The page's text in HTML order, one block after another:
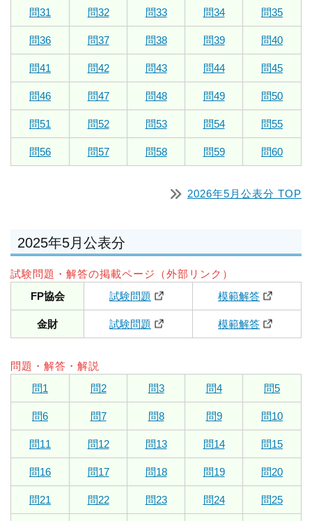
問31 問32 問33 問34 問35
問36 問37 問38 問39 問40
問41 問42 問43 問44 問45
問46 問47 問48 問49 問50
問51 問52 問53 問54 問55
問56 問57 問58 問59 問60
2026年5月公表分 TOP
2025年5月公表分
試験問題・解答の掲載ページ（外部リンク）
FP協会
試験問題 模範解答
金財 試験問題 模範解答
問題・解答・解説
問1
問2 問3 問4 問5
問6 問7 問8 問9 問10
問11 問12 問13 問14 問15
問16 問17 問18 問19 問20
問21 問22 問23 問24 問25